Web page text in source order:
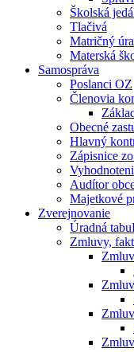
Školská
Tlačivá
Matričný
Materská
Samospráva
Poslanci OZ
Členovia
Obecné
Hlavný
Zápisnice
Audítor
Majetkové
Zverejnovanie
Úradná
Zmluvy,